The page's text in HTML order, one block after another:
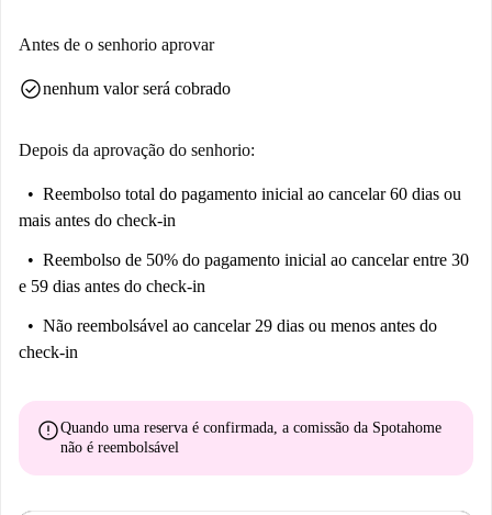
Antes de o senhorio aprovar
check_circlenenhum valor será cobrado
Depois da aprovação do senhorio:
Reembolso total do pagamento inicial ao cancelar 60 dias ou
mais antes do check-in
Reembolso de 50% do pagamento inicial ao cancelar entre 30
e 59 dias antes do check-in
Não reembolsável ao cancelar 29 dias ou menos antes do
check-in
errorQuando uma reserva é confirmada, a comissão da Spotahome
não é reembolsável